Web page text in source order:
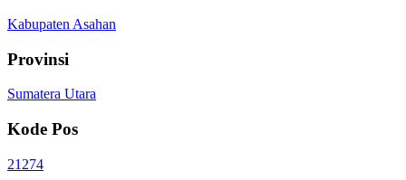
Kabupaten Asahan
Provinsi
Sumatera Utara
Kode Pos
21274